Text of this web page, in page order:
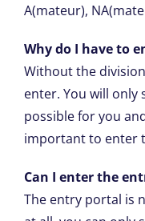
A(mateur),
Why do I have to
Without the
enter. You will only
possible for you
important to enter
Can I enter the
The entry portal is